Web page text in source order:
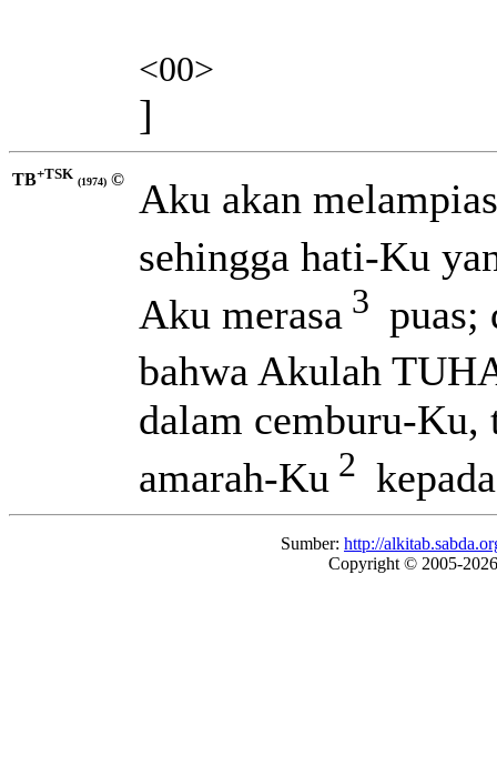
<00>
]
TB+TSK (1974) ©
Aku akan
sehingga hati-Ku
Aku merasa 3 puas;
bahwa Akulah
dalam cemburu-Ku,
amarah-Ku 2
Sumber: http://
Copyright © 2005-